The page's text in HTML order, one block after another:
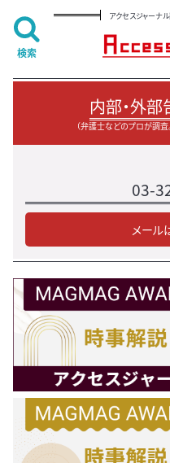
アクセスジャーナ
内部・外部
（弁護士などのプロが調査
03-
メール
検索